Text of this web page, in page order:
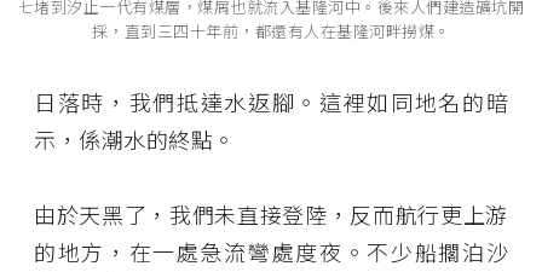
七堵到汐止一代有煤層，煤屑也就流入基隆河中。後來人們建造礦坑開
採，直到三四十年前，都還有人在基隆河畔撈煤。
日落時，我們抵達水返腳。這裡如同地名的暗
示，係潮水的終點。
由於天黑了，我們未直接登陸，反而航行更上游
的地方，在一處急流彎處度夜。不少船擱泊沙